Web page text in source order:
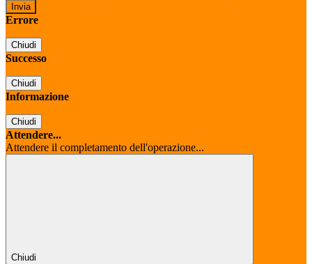
Errore
Chiudi
Successo
Chiudi
Informazione
Chiudi
Attendere...
Attendere il completamento dell'operazione...
Chiudi